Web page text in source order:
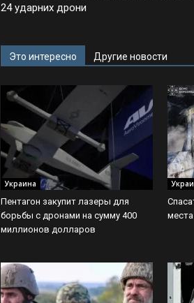
24 ударних дрони
Это интересно Другие новости
Украина
Пентагон закупит лазеры для
борьбы с дронами на сумму 400
миллионов долларов